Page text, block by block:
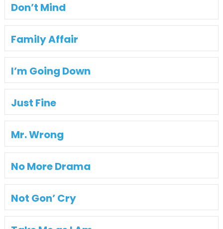
Don’t Mind
Family Affair
I’m Going Down
Just Fine
Mr. Wrong
No More Drama
Not Gon’ Cry